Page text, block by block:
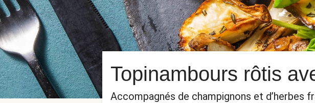
Topinambours rôtis
Accompagnés de champignons et d’herbes